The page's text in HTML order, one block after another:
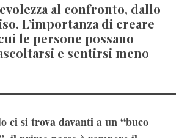
al confronto, dallo
L’importanza di creare
le persone possano
e sentirsi meno
ci si trova davanti a un “buco